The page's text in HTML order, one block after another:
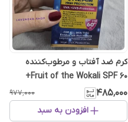
کرم ضد آفتاب و مرطوب‌کننده
Fruit of the Wokali SPF 60+
مدل Super Fresh
۴۸۵٬۰۰۰ ۹۷۷٬۰۰۰
افزودن به سبد